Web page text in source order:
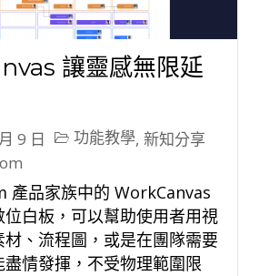
讓靈感無限延
9 日 功能教學, 新知分享
產品家族中的 WorkCanvas
位白板，可以幫助使用者用視
、流程圖，或是在團隊需要
情發揮，不受物理範圍限